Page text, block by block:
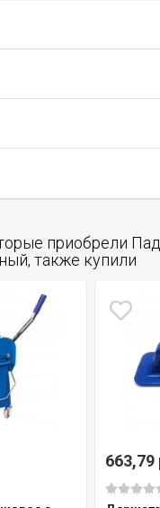
приобрели
также купили
663,79